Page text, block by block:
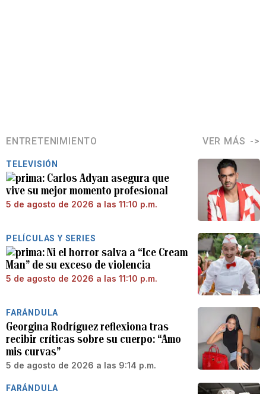
ENTRETENIMIENTO VER MÁS
TELEVISIÓN
Carlos Adyan asegura que
vive su mejor momento profesional
5 de agosto de 2026 a las 11:10 p.m.
PELÍCULAS Y SERIES
Ni el horror salva a “Ice Cream
Man” de su exceso de violencia
5 de agosto de 2026 a las 11:10 p.m.
FARÁNDULA
Georgina Rodríguez reflexiona tras
recibir críticas sobre su cuerpo: “Amo
mis curvas”
5 de agosto de 2026 a las 9:14 p.m.
FARÁNDULA